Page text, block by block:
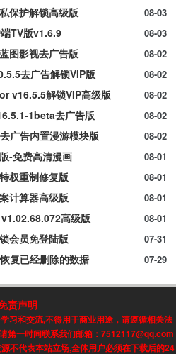
08-03
保护解锁高级版
08-03
TV版v1.6.9
08-02
图影视去广告版
08-02
去广告解锁VIP版
08-02
v16.5.5解锁VIP高级版
08-02
1beta去广告版
08-02
广告内置漫游模块版
08-01
-免费高清漫画
08-01
权重制修复版
08-01
计算器高级版
08-01
高级版
07-31
会员免登陆版
07-29
复已经删除的数据
责声明
习和交流,不得用于商业用途，请遵循相关法
第一时间联系我们邮箱：7512117@qq.com
不代表本站立场,全体用户必须在下载后的24